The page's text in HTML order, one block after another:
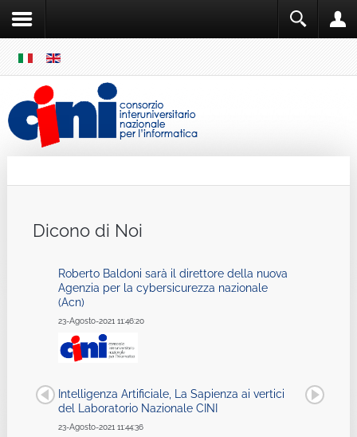
MENU
Dicono di Noi
Roberto Baldoni sarà il direttore della nuova
Agenzia per la cybersicurezza nazionale
(Acn)
23-Agosto-2021 11:46:20
Intelligenza Artificiale, La Sapienza ai vertici
del Laboratorio Nazionale CINI
23-Agosto-2021 11:44:36